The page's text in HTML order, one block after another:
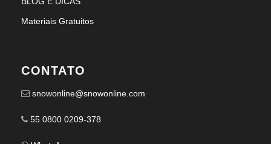
Materiais Gratuitos
CONTATO
snowonline@snowonline.com
55 0800 0209-378